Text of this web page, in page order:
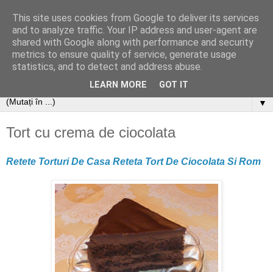
▼
Tort cu crema de ciocolata
Retete Torturi De Casa Reteta Tort De Ciocolata Si Rom
This site uses cookies from Google to deliver its services
and to analyze traffic. Your IP address and user-agent are
shared with Google along with performance and security
metrics to ensure quality of service, generate usage
statistics, and to detect and address abuse.
LEARN MORE GOT IT